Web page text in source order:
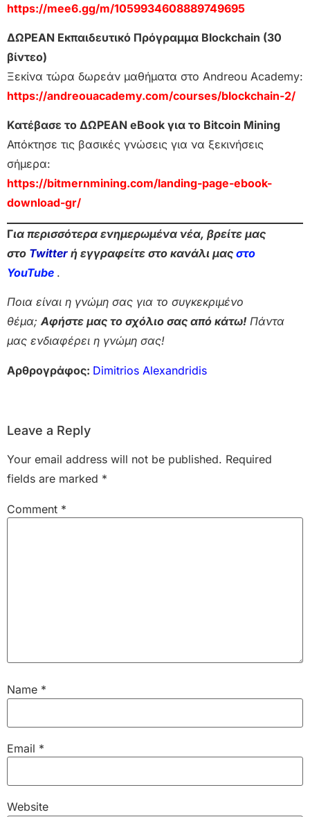
https://mee6.gg/m/1059934608889749695
ΔΩΡΕΑΝ Εκπαιδευτικό Πρόγραμμα Blockchain (30
βίντεο)
Ξεκίνα τώρα δωρεάν μαθήματα στο Andreou Academy:
https://andreouacademy.com/courses/blockchain-2/
Κατέβασε το ΔΩΡΕΑΝ eBook για το Bitcoin Mining
Απόκτησε τις βασικές γνώσεις για να ξεκινήσεις
σήμερα:
https://bitmernmining.com/landing-page-ebook-
download-gr/
Για περισσότερα ενημερωμένα νέα, βρείτε μας
στο Twitter ή εγγραφείτε στο κανάλι μας στο
YouTube .
Ποια είναι η γνώμη σας για το συγκεκριμένο
θέμα;Αφήστε μας το σχόλιο σας από κάτω! Πάντα
μας ενδιαφέρει η γνώμη σας!
Αρθρογράφος: Dimitrios Alexandridis
Leave a Reply
Your email address will not be published. Required
fields are marked *
Comment *
Name *
Email *
Website